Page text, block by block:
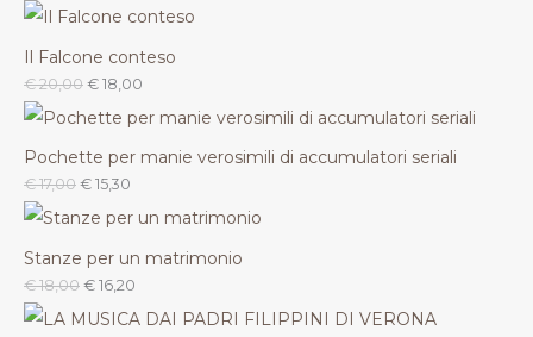
Il Falcone conteso
€20,00 € 18,00
Pochette per manie verosimili di accumulatori seriali
€17,00 € 15,30
Stanze per un matrimonio
€18,00 € 16,20